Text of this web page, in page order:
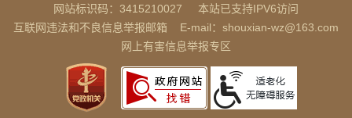
网站标识码：3415210027
本站已支持IPV6访问
互联网违法和不良信息举报邮箱
E-mail：shouxian-wz@163.com
网上有害信息举报专区